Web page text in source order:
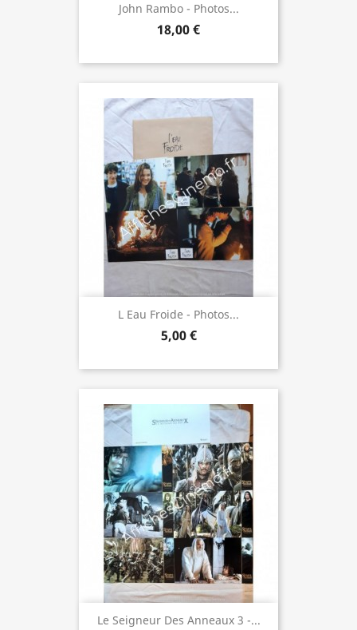
John Rambo - Photos...
18,00 €
L Eau Froide - Photos...
5,00 €
Le Seigneur Des Anneaux 3 -...